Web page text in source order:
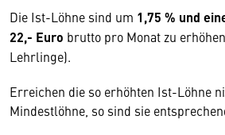
Die Ist-Löhne sind um 1,75 % und
22,- Euro brutto pro Monat zu
Lehrlinge).
Erreichen die so erhöhten Ist-Löhne
Mindestlöhne, so sind sie